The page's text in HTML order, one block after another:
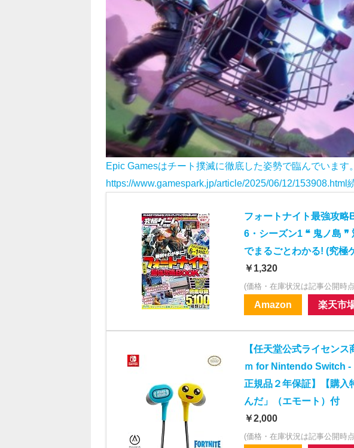
Epic Gamesはチート撲滅に徹底した姿勢で臨んでいます。
https://www.gamespark.jp/article/2025/06/12/153908.html
フォートナイト最強攻略
6・シーズン1 ❝ 鬼ノ島 ❞
でまるごとわかる! (究極
￥1,320
(価格・在庫状況は記事公開時
Amazon 楽天市
【任天堂公式ライセン
ｍ for Nintendo Switch -
正規品２年保証】【購入
んだ」（エモート）付
￥2,000
(価格・在庫状況は記事公開時